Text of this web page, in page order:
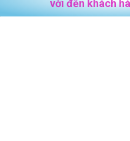
vời đến khách